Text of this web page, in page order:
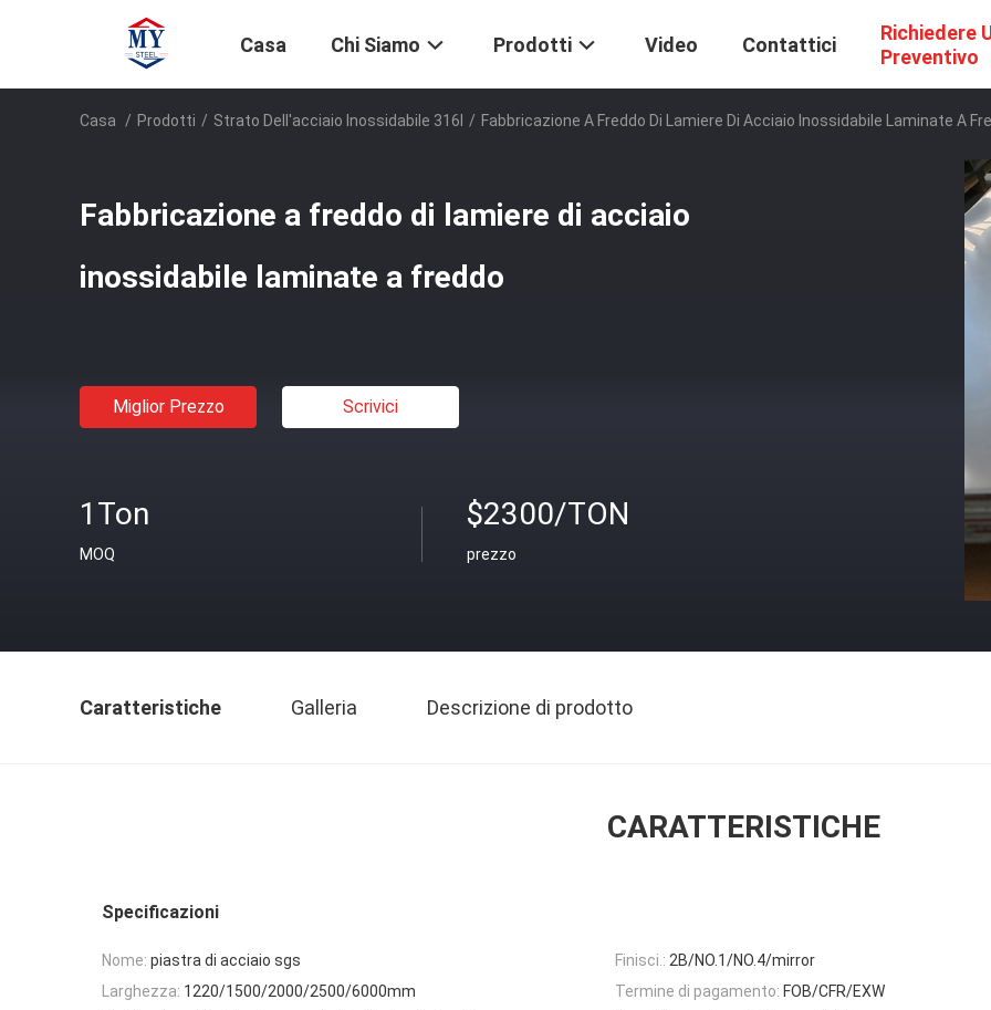
Casa Chi Siamo Prodotti Video Contattici
Richiedere
Preventivo
Casa / Prodotti / Strato Dell'acciaio Inossidabile 316l / Fabbricazione A Freddo Di Lamiere Di Acciaio Inossidabile Laminate A
Fabbricazione a freddo di lamiere di acciaio
inossidabile laminate a freddo
Miglior Prezzo Scrivici
1Ton
MOQ
$2300/TON
prezzo
Caratteristiche Galleria Descrizione di prodotto
CARATTERISTICHE
Specificazioni
Nome: piastra di acciaio sgs Finisci.: 2B/NO.1/NO.4/mirror
Larghezza: 1220/1500/2000/2500/6000mm Termine di pagamento: FOB/CFR/EXW